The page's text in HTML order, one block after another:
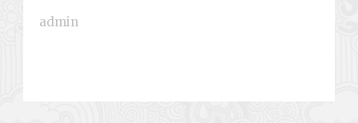
admin